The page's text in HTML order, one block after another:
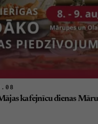
kafejnīcu dienas